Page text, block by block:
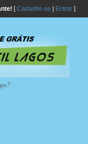
[Cadastre-se Entrar]